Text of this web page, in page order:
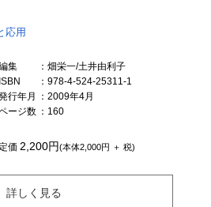
応用
集
：畑栄一/土井由利子
ISBN
：978-4-524-25311-1
行年月
：2009年4月
ージ数 ：160
定価2,200円(本体2,000円 ＋ 税)
詳しく見る